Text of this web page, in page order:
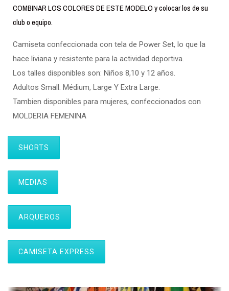
COMBINAR LOS COLORES DE ESTE MODELO y colocar los de su
club o equipo.
Camiseta confeccionada con tela de Power Set, lo que la
hace liviana y resistente para la actividad deportiva.
Los talles disponibles son: Niños 8,10 y 12 años.
Adultos Small. Médium, Large Y Extra Large.
Tambien disponibles para mujeres, confeccionados con
MOLDERIA FEMENINA
SHORTS
MEDIAS
ARQUEROS
CAMISETA EXPRESS